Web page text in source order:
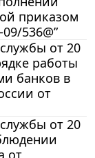
приказом
536@”
от 20
работы
банков в
от
от 20